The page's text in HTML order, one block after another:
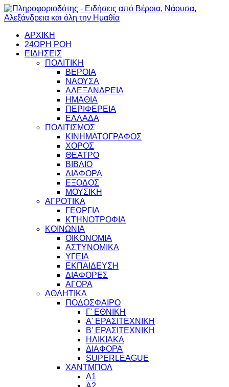
ΑΡΧΙΚΗ
24ΩΡΗ ΡΟΗ
ΕΙΔΗΣΕΙΣ
ΠΟΛΙΤΙΚΗ
ΒΕΡΟΙΑ
ΝΑΟΥΣΑ
ΑΛΕΞΑΝΔΡΕΙΑ
ΗΜΑΘΙΑ
ΠΕΡΙΦΕΡΕΙΑ
ΕΛΛΑΔΑ
ΠΟΛΙΤΙΣΜΟΣ
ΚΙΝΗΜΑΤΟΓΡΑΦΟΣ
ΧΟΡΟΣ
ΘΕΑΤΡΟ
ΒΙΒΛΙΟ
ΔΙΑΦΟΡΑ
ΕΞΟΔΟΣ
ΜΟΥΣΙΚΗ
ΑΓΡΟΤΙΚΑ
ΓΕΩΡΓΙΑ
ΚΤΗΝΟΤΡΟΦΙΑ
ΚΟΙΝΩΝΙΑ
ΟΙΚΟΝΟΜΙΑ
ΑΣΤΥΝΟΜΙΚΑ
ΥΓΕΙΑ
ΕΚΠΑΙΔΕΥΣΗ
ΔΙΑΦΟΡΕΣ
ΑΓΟΡΑ
ΑΘΛΗΤΙΚΑ
ΠΟΔΟΣΦΑΙΡΟ
Γ' ΕΘΝΙΚΗ
Α' ΕΡΑΣΙΤΕΧΝΙΚΗ
Β' ΕΡΑΣΙΤΕΧΝΙΚΗ
ΗΛΙΚΙΑΚΑ
ΔΙΑΦΟΡΑ
SUPERLEAGUE
ΧΑΝΤΜΠΟΛ
Α1